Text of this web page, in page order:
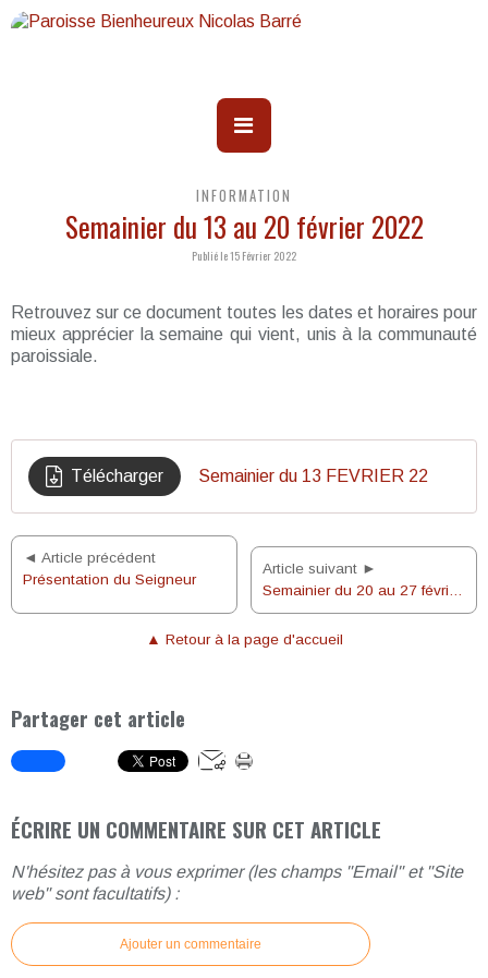
INFORMATION
Semainier du 13 au 20 février 2022
Publié le 15 Février 2022
Retrouvez sur ce document toutes les dates et horaires pour
mieux apprécier la semaine qui vient, unis à la communauté
paroissiale.
Télécharger Semainier du 13 FEVRIER 22
◄ Article précédent
Présentation du Seigneur
Article suivant ►
Semainier du 20 au 27 février 2022
▲ Retour à la page d'accueil
Partager cet article
ÉCRIRE UN COMMENTAIRE SUR CET ARTICLE
N'hésitez pas à vous exprimer (les champs "Email" et "Site
web" sont facultatifs) :
Ajouter un commentaire